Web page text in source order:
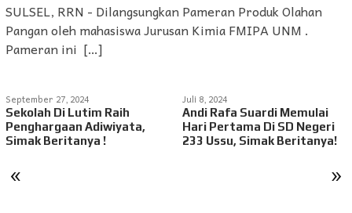
SULSEL, RRN - Dilangsungkan Pameran Produk Olahan
Pangan oleh mahasiswa Jurusan Kimia FMIPA UNM .
Pameran ini […]
« »
September 27, 2024
Sekolah Di Lutim Raih
Penghargaan Adiwiyata,
Simak Beritanya !
Juli 8, 2024
Andi Rafa Suardi Memulai
Hari Pertama Di SD Negeri
233 Ussu, Simak Beritanya!